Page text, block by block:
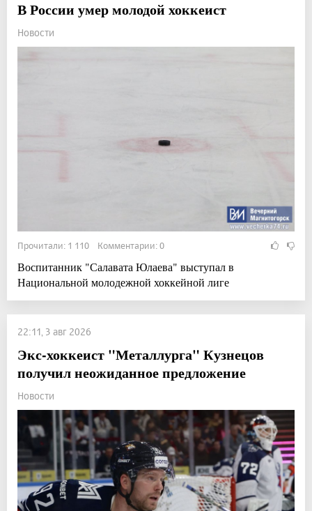
В России умер молодой хоккеист
Новости
Прочитали: 1 110 Комментарии: 0
Воспитанник "Салавата Юлаева" выступал в
Национальной молодежной хоккейной лиге
22:11, 3 авг 2026
Экс-хоккеист "Металлурга" Кузнецов
получил неожиданное предложение
Новости